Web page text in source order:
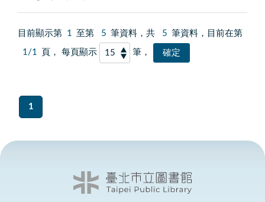
目前顯示第 1 至第 5 筆資料，共 5 筆資料，目前在第
1/1 頁， 每頁顯示 筆，
1